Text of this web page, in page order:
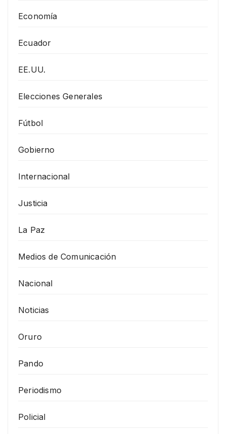
Economía
Ecuador
EE.UU.
Elecciones Generales
Fútbol
Gobierno
Internacional
Justicia
La Paz
Medios de Comunicación
Nacional
Noticias
Oruro
Pando
Periodismo
Policial